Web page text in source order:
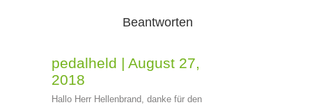
Beantworten
pedalheld | August 27,
2018
Hallo Herr Hellenbrand, danke für den